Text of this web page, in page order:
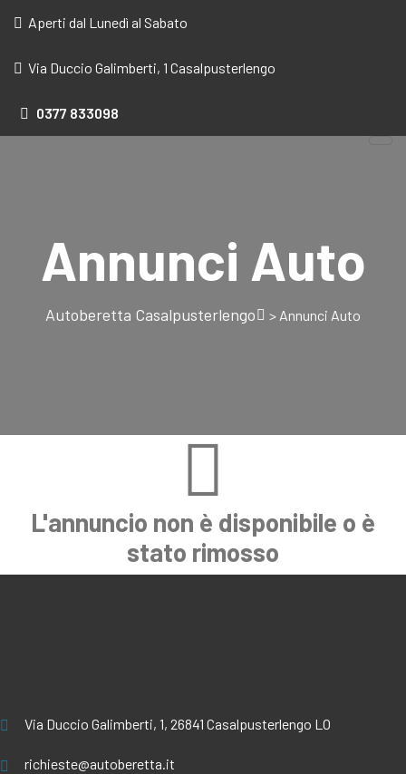
Aperti dal Lunedì al Sabato
Via Duccio Galimberti, 1 Casalpusterlengo
0377 833098
Annunci Auto
Autoberetta Casalpusterlengo > Annunci Auto
L'annuncio non è disponibile o è
stato rimosso
Via Duccio Galimberti, 1, 26841 Casalpusterlengo LO
richieste@autoberetta.it